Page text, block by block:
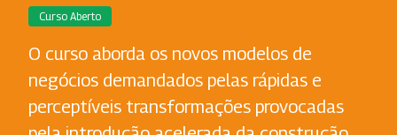
Curso Aberto
O curso aborda os novos modelos de
negócios demandados pelas rápidas e
perceptíveis transformações provocadas